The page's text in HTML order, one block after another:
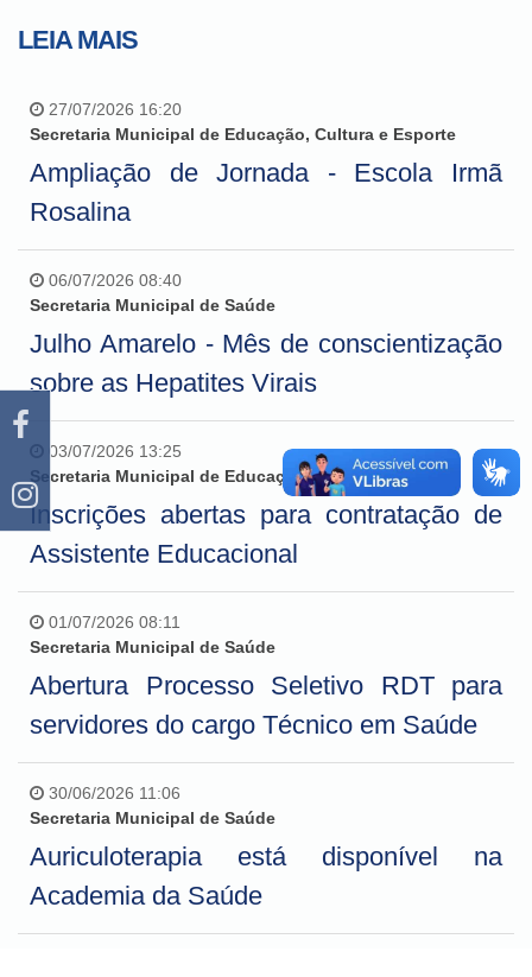
LEIA MAIS
27/07/2026 16:20
Secretaria Municipal de Educação, Cultura e Esporte
Ampliação de Jornada - Escola Irmã
Rosalina
06/07/2026 08:40
Secretaria Municipal de Saúde
Julho Amarelo - Mês de conscientização
sobre as Hepatites Virais
03/07/2026 13:25
Secretaria Municipal de Educação, Cultura e Esporte
Inscrições abertas para contratação de
Assistente Educacional
01/07/2026 08:11
Secretaria Municipal de Saúde
Abertura Processo Seletivo RDT para
servidores do cargo Técnico em Saúde
30/06/2026 11:06
Secretaria Municipal de Saúde
Auriculoterapia está disponível na
Academia da Saúde